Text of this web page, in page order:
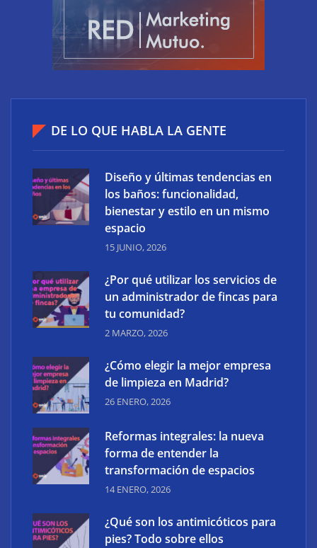
¿Por qué utilizar los servicios de un administrador
de fincas para tu comunidad?
¿Cómo elegir la mejor empresa de limpieza en
Madrid?
DE LO QUE HABLA LA GENTE
Diseño y últimas tendencias en
los baños: funcionalidad,
bienestar y estilo en un mismo
espacio
15 JUNIO, 2026
¿Por qué utilizar los servicios de
un administrador de fincas para
tu comunidad?
2 MARZO, 2026
¿Cómo elegir la mejor empresa
de limpieza en Madrid?
26 ENERO, 2026
Reformas integrales: la nueva
forma de entender la
transformación de espacios
14 ENERO, 2026
¿Qué son los antimicóticos para
pies? Todo sobre ellos